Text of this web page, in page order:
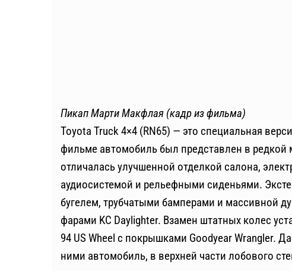
Пикап Марти Макфлая (кадр из фильма)
Toyota Truck 4×4 (RN65) — это специальная
фильме автомобиль был представлен в
отличалась улучшенной отделкой салона,
аудиосистемой и рельефными сиденьями.
бугелем, трубчатыми бамперами и массивной
фарами KC Daylighter. Взамен штатных колес
94 US Wheel с покрышками Goodyear Wrangler.
ними автомобиль, в верхней части лобового